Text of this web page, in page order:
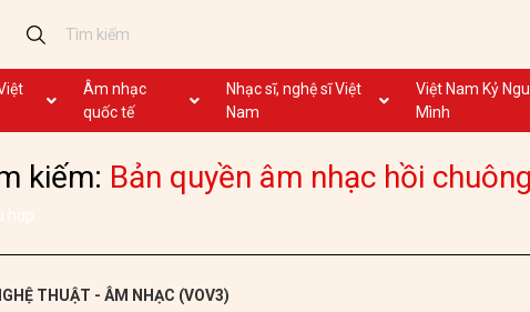
yêu cầu
Âm nhạc
quốc tế
Ca khúc
Không lời
Nhạc sĩ, nghệ sĩ Việt
Nam
Nghệ sĩ biểu diễn VN
Nhạc sĩ VN
Việt Nam Kỷ
Mình
kiếm: Bản quyền âm nhạc hồi
hợp
THUẬT - ÂM NHẠC (VOV3)